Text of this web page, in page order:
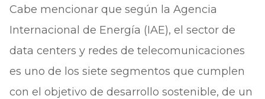
Cabe mencionar que según la Agencia
Internacional de Energía (IAE), el sector de
data centers y redes de telecomunicaciones
es uno de los siete segmentos que cumplen
con el objetivo de desarrollo sostenible, de un